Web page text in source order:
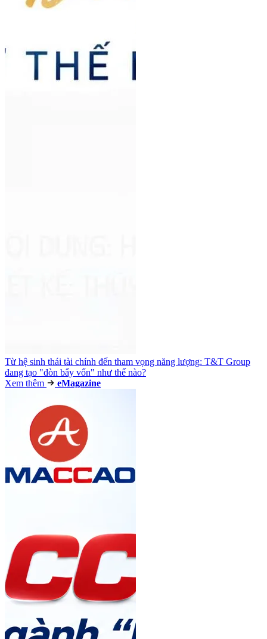
Từ hệ sinh thái tài chính đến tham vọng năng lượng: T&T Group
đang tạo "đòn bẩy vốn" như thế nào?
Xem thêm
eMagazine